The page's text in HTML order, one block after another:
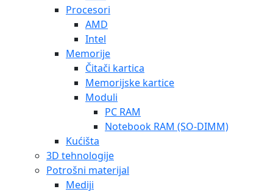
Procesori
AMD
Intel
Memorije
Čitači kartica
Memorijske kartice
Moduli
PC RAM
Notebook RAM (SO-DIMM)
Kućišta
3D tehnologije
Potrošni materijal
Mediji